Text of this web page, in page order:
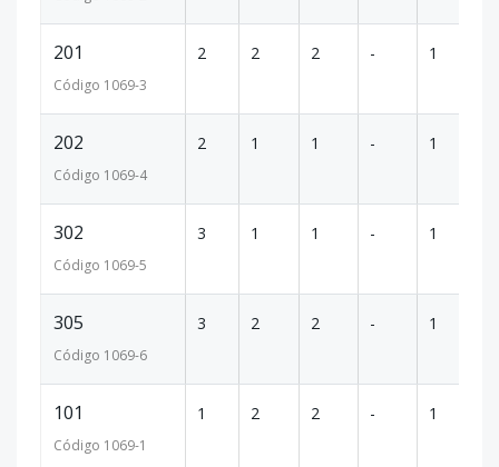
201
Código 1069-3
2 2 2 - 1
202
Código 1069-4
2 1 1 - 1
302
Código 1069-5
3 1 1 - 1
305
Código 1069-6
3 2 2 - 1
101
Código 1069-1
1 2 2 - 1